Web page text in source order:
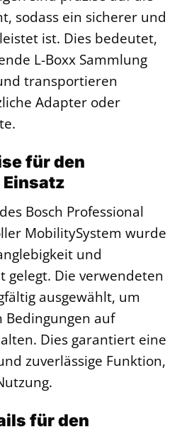
sodass ein sicherer und
ist. Dies bedeutet,
L-Boxx Sammlung
transportieren
Adapter oder
für den
Bosch Professional
MobilitySystem wurde
und
gelegt. Die verwendeten
ausgewählt, um
Bedingungen auf
Dies garantiert eine
zuverlässige Funktion,
für den